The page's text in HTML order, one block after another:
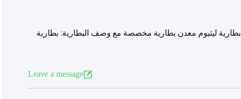
ER14505 1S3P 3.6V 7.2V 10.8V ER 2 / 3A مقاس 2 / 3A مزود بطارية ليثيوم Lisocl2 بطارية ليثيوم معدن بطارية مخصصة مع وصف البطارية: بطارية
Leave a message